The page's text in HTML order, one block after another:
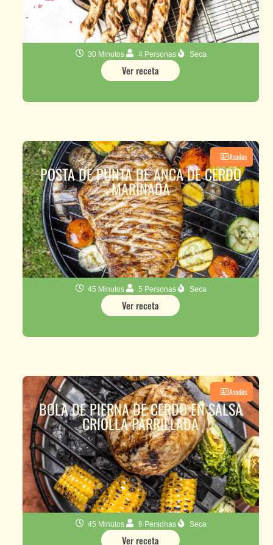
30 Minutos 4 Personas Seca
Ver receta
Asados
POSTA DE PUNTA DE ANCA DE CERDO
MARINADA
45 Minutos 5 Personas Seca
Ver receta
Asados
BOLA DE PIERNA DE CERDO EN SALSA
CRIOLLA PARRILLADA
45 Minutos 6 Personas Seca
Ver receta